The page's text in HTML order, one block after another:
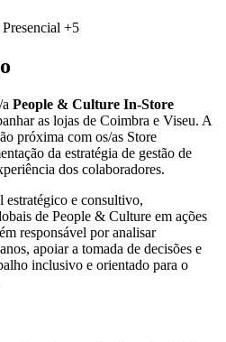
Presencial +5
People & Culture In-Store
as lojas de Coimbra e Viseu. A
próxima com os/as Store
da estratégia de gestão de
dos colaboradores.
e consultivo,
de People & Culture em ações
responsável por analisar
apoiar a tomada de decisões e
inclusivo e orientado para o